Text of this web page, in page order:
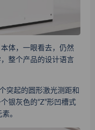
体，一眼看去，仍然
整个产品的设计语言
突起的圆形激光测距和
银灰色的“Z”形凹槽式
。